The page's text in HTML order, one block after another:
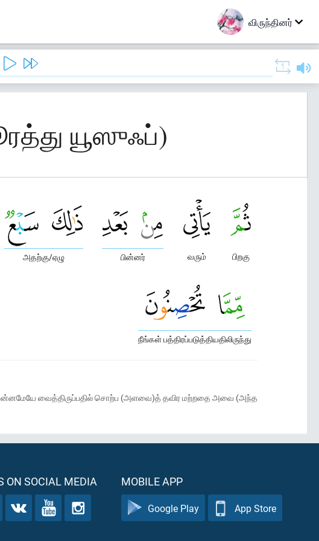
விருந்தினர்
யூஸுஃப்)
பிறகு
வரும்
பின்னர்
அதற்கு/ஏழு
நீங்கள் பத்திரப்படுத்தியதிலிருந்து
வைத்திருப்பதில் சொற்ப (அளவை)த் தவிர மற்றதை அவை (அந்த
ON SOCIAL MEDIA MOBILE APP
Google Play App Store